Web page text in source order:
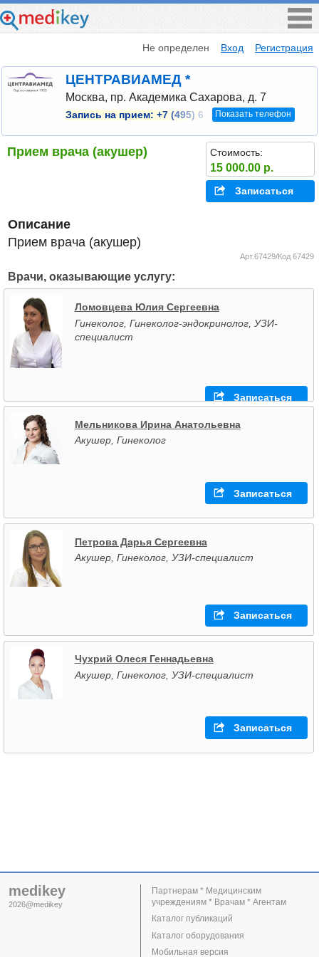
Не определен Вход Регистрация
ЦЕНТРАВИАМЕД *
Москва, пр. Академика Сахарова, д. 7
Запись на прием: +7 (495) 6 Показать телефон
Прием врача (акушер) Стоимость:
15 000.00 р.
Записаться
Описание
Прием врача (акушер)
Арт.67429/Код 67429
Врачи, оказывающие услугу:
Ломовцева Юлия Сергеевна
Гинеколог, Гинеколог-эндокринолог, УЗИ-
специалист
Записаться
Мельникова Ирина Анатольевна
Акушер, Гинеколог
Записаться
Петрова Дарья Сергеевна
Акушер, Гинеколог, УЗИ-специалист
Записаться
Чухрий Олеся Геннадьевна
Акушер, Гинеколог, УЗИ-специалист
Записаться
medikey
2026@medikey
Партнерам * Медицинским
учреждениям * Врачам * Агентам
Каталог публикаций
Каталог оборудования
Мобильная версия